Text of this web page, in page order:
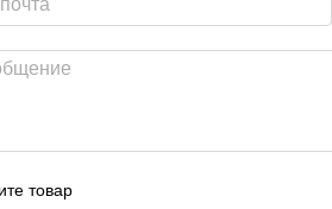
товар